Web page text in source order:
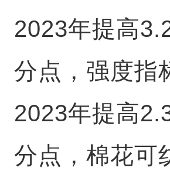
2023年提高
分点，强度指
2023年提高
分点，棉花可